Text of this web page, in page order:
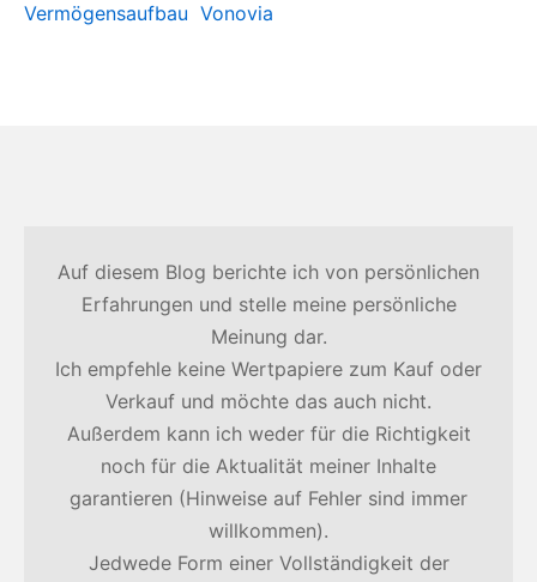
Vermögensaufbau Vonovia
Auf diesem Blog berichte ich von persönlichen
Erfahrungen und stelle meine persönliche
Meinung dar.
Ich empfehle keine Wertpapiere zum Kauf oder
Verkauf und möchte das auch nicht.
Außerdem kann ich weder für die Richtigkeit
noch für die Aktualität meiner Inhalte
garantieren (Hinweise auf Fehler sind immer
willkommen).
Jedwede Form einer Vollständigkeit der